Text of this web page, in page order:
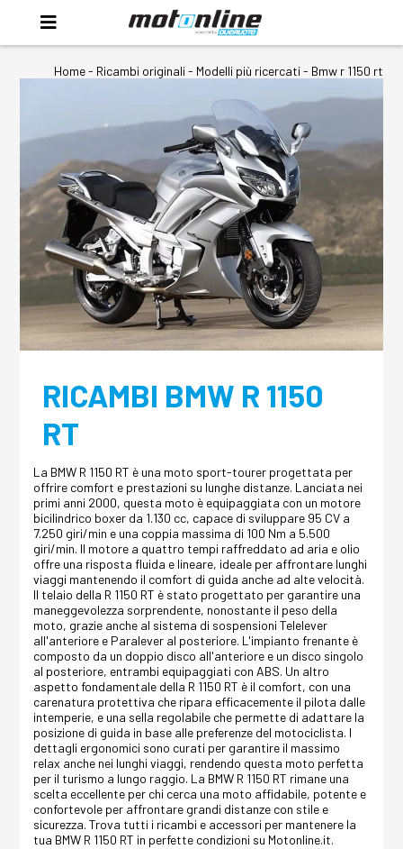
Home- Ricambi originali - Modelli più ricercati - Bmw r 1150 rt
RICAMBI BMW R 1150
RT
La BMW R 1150 RT è una moto sport-tourer progettata per
offrire comfort e prestazioni su lunghe distanze. Lanciata nei
primi anni 2000, questa moto è equipaggiata con un motore
bicilindrico boxer da 1.130 cc, capace di sviluppare 95 CV a
7.250 giri/min e una coppia massima di 100 Nm a 5.500
giri/min. Il motore a quattro tempi raffreddato ad aria e olio
offre una risposta fluida e lineare, ideale per affrontare lunghi
viaggi mantenendo il comfort di guida anche ad alte velocità.
Il telaio della R 1150 RT è stato progettato per garantire una
maneggevolezza sorprendente, nonostante il peso della
moto, grazie anche al sistema di sospensioni Telelever
all'anteriore e Paralever al posteriore. L'impianto frenante è
composto da un doppio disco all'anteriore e un disco singolo
al posteriore, entrambi equipaggiati con ABS. Un altro
aspetto fondamentale della R 1150 RT è il comfort, con una
carenatura protettiva che ripara efficacemente il pilota dalle
intemperie, e una sella regolabile che permette di adattare la
posizione di guida in base alle preferenze del motociclista. I
dettagli ergonomici sono curati per garantire il massimo
relax anche nei lunghi viaggi, rendendo questa moto perfetta
per il turismo a lungo raggio. La BMW R 1150 RT rimane una
scelta eccellente per chi cerca una moto affidabile, potente e
confortevole per affrontare grandi distanze con stile e
sicurezza. Trova tutti i ricambi e accessori per mantenere la
tua BMW R 1150 RT in perfette condizioni su Motonline.it.